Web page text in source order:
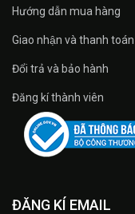
Hướng dẫn mua hàng
Giao nhận và thanh toán
Đổi trả và bảo hành
Đăng kí thành viên
ĐĂNG KÍ EMAIL